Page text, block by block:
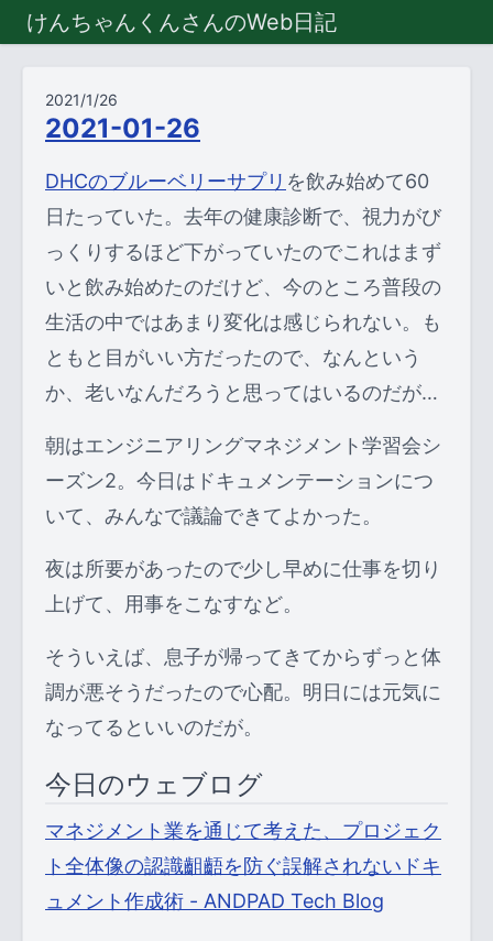
けんちゃんくんさんのWeb日記
2021/1/26
2021-01-26
DHCのブルーベリーサプリ を飲み始めて60
日たっていた。去年の健康診断で、視力がび
っくりするほど下がっていたのでこれはまず
いと飲み始めたのだけど、今のところ普段の
生活の中ではあまり変化は感じられない。も
ともと目がいい方だったので、なんという
か、老いなんだろうと思ってはいるのだが…
朝はエンジニアリングマネジメント学習会シ
ーズン2。今日はドキュメンテーションにつ
いて、みんなで議論できてよかった。
夜は所要があったので少し早めに仕事を切り
上げて、用事をこなすなど。
そういえば、息子が帰ってきてからずっと体
調が悪そうだったので心配。明日には元気に
なってるといいのだが。
今日のウェブログ
マネジメント業を通じて考えた、プロジェク
ト全体像の認識齟齬を防ぐ誤解されないドキ
ュメント作成術 - ANDPAD Tech Blog